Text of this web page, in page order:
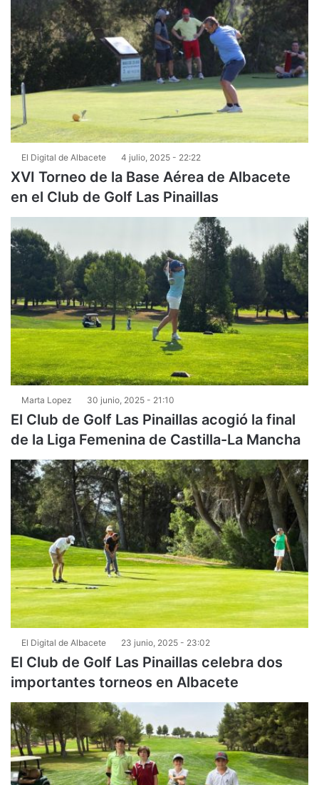
El Digital de Albacete 4 julio, 2025 - 22:22
XVI Torneo de la Base Aérea de Albacete
en el Club de Golf Las Pinaillas
Marta Lopez 30 junio, 2025 - 21:10
El Club de Golf Las Pinaillas acogió la final
de la Liga Femenina de Castilla-La Mancha
El Digital de Albacete 23 junio, 2025 - 23:02
El Club de Golf Las Pinaillas celebra dos
importantes torneos en Albacete